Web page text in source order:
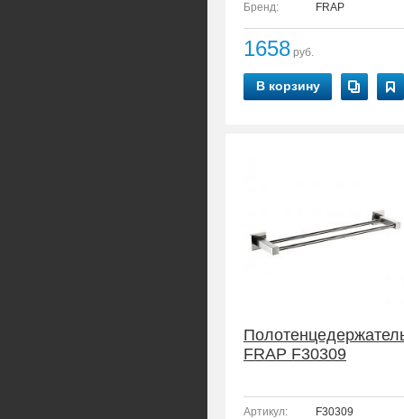
Бренд:
FRAP
1658 руб.
В корзину
FRAP F30309
Артикул:
F30309